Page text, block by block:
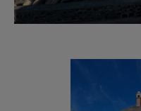
offrent des vues
Le sou-sol ,quant à